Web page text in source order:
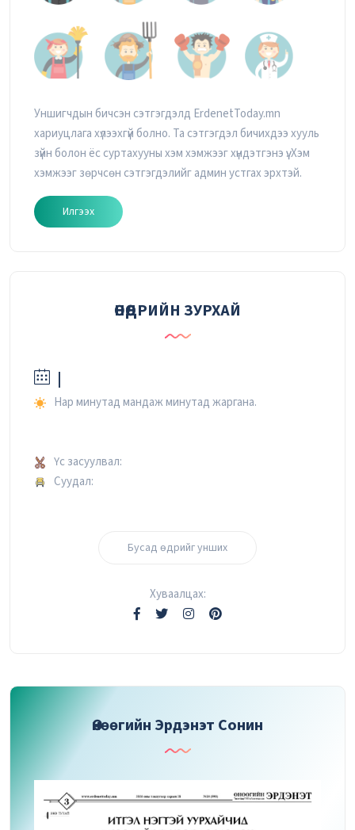
Уншигчдын бичсэн сэтгэгдэлд ErdenetToday.mn
хариуцлага хүлээхгүй болно. Та сэтгэгдэл бичихдээ хууль
зүйн болон ёс суртахууны хэм хэмжээг хүндэтгэнэ үү. Хэм
хэмжээг зөрчсөн сэтгэгдэлийг админ устгах эрхтэй.
Илгээх
ӨНӨӨДРИЙН ЗУРХАЙ
|
Нар минутад мандаж минутад жаргана.
Үс засуулвал:
Суудал:
Бусад өдрийг унших
Хуваалцах:
Өнөөгийн Эрдэнэт Сонин